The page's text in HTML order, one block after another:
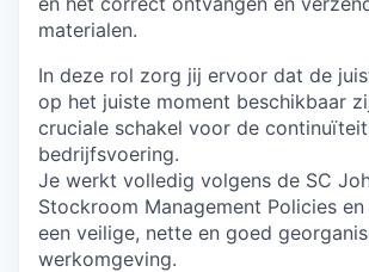
materialen.
In deze rol zorg jij ervoor dat de
op het juiste moment beschikbaar
cruciale schakel voor de
bedrijfsvoering.
Je werkt volledig volgens de SC
Stockroom Management Policies
een veilige, nette en goed
werkomgeving.